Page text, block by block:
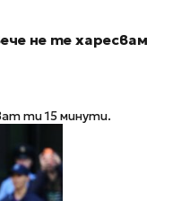
не те харесвам
ти 15 минути.